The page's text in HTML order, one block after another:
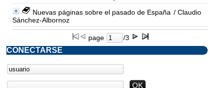
Nuevas páginas sobre el pasado de España / Claudio
Sánchez-Albornoz
page /3
CONECTARSE